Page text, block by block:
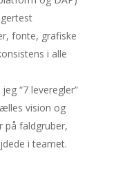
fonte, grafiske
i alle
“7 leveregler”
vision og
på faldgruber,
i teamet.